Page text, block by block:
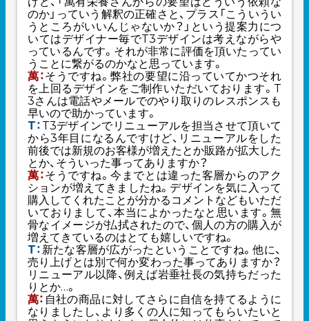
のか」っていう解釈の正確さと、プラス「こういうい
うところがいいんじゃないか？」という提案力につ
いてはデザイナー毎でT3デザインは考えながらや
っているんです。それが非常に評価を頂いたってい
うことに繋がるのかなと思っています。
萬：そうですね。弊社の要望に沿っていてかつそれ
を上回るデザインをご制作いただいております。T
3さんは電話やメールでのやり取りのレスポンスも
早いので助かっています。
T： T3デザインでリニューアルを担当させて頂いて
から3年目になるんですけど、リニューアルをした
前後では新規のお客様が増えたとか販路が拡大した
とか、そういった事ってありますか？
萬：そうですね。今までとは違った客層からのアク
ションが増えてきましたね。デザインを気に入って
購入してくれたことが分かるコメントなどもいただ
いておりまして、本当によかったなと思います。無
骨なイメージが払拭されたので、個人の方の購入が
増えてきているのはとても嬉しいですね。
T： 新たな客層が広がったということですね。他に、
売り上げとは別で何か変わった事ってありますか？
リニューアル以降、例えば岩垂社長の気持ちだった
りとか…。
萬： 自社の商品に対してさらに自信を持てるように
なりましたし、より多くの人に知ってもらいたいと